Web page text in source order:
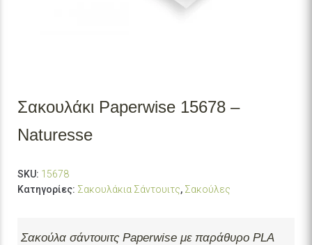
Σακουλάκι Paperwise 15678 –
Naturesse
SKU: 15678
Κατηγορίες: Σακουλάκια Σάντουιτς, Σακούλες
Σακούλα σάντουιτς Paperwise με παράθυρο PLA